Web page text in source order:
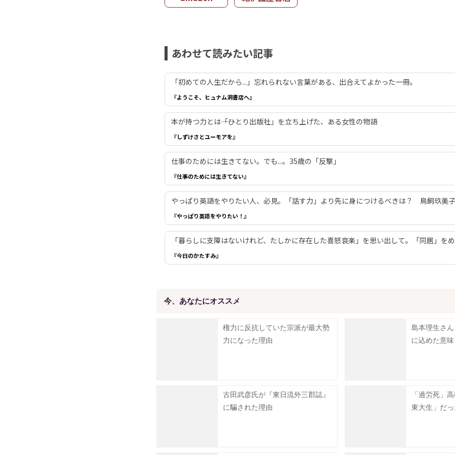
あわせて読みたい記事
「初めての人生だから...」忘れられない言葉がある、出合えてよかった一冊。
『ようこそ、ヒュナム洞書店へ』
本が持つ力とは――「ひとり出版社」を立ち上げた、ある女性の物語
『しずけさとユーモアを』
仕事のためには生きてない。でも...。35歳の「反撃」
『仕事のためには生きてない』
やっぱり英語をやりたい人、必見。「話す力」より先に身につけるべきは？ 鳥飼玖美
『やっぱり英語をやりたい！』
「暮らしに支障はないけれど、たしかに存在した喜怒哀楽」を思い出して。「同居」をめ
『今日のかたすみ』
今、あなたにオススメ
権力に反抗していた宗派が最大勢
力になった理由
島本理生さ
に込めた意味
古田武彦氏が『東日流外三郡誌』
に騙された理由
「過労死」
東大生」だっ